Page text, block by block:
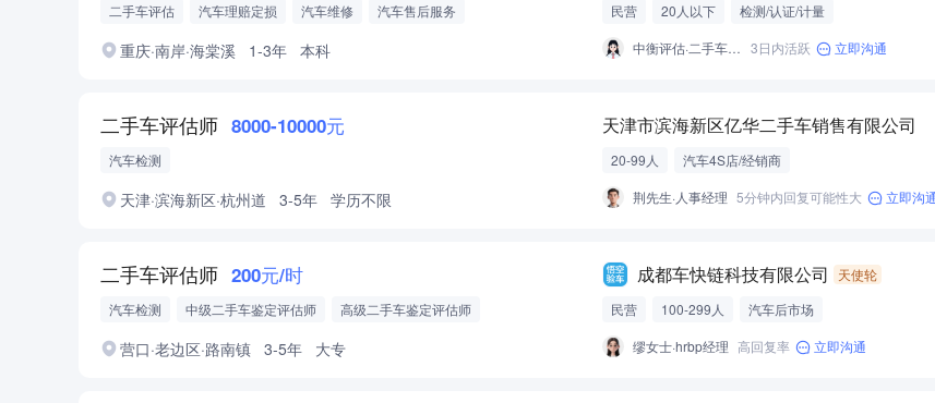
二手车评估 汽车理赔定损 汽车维修
汽车售后服务
重庆·南岸·海棠溪 1-3年 本科
民营 20人以下
检测/认证/计量
中衡评估·二手车评估师 3日内活跃 立即沟通
二手车评估师 8000-10000元
汽车检测
天津·滨海新区·杭州道 3-5年 学历不限
天津市滨海新区亿华二手车销售有限公司
20-99人
汽车4S店/经销商
荆先生·人事经理 5分钟内回复可能性大 立即沟
二手车评估师 200元/时
汽车检测 中级二手车鉴定评估师 高级二手车鉴定评估师
营口·老边区·路南镇 3-5年 大专
成都车快链科技有限公司
天使轮
民营
100-299人
汽车后市场
缪女士·hrbp经理 高回复率 立即沟通